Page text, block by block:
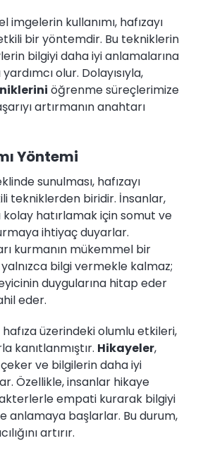
imgelerin kullanımı, hafızayı
bir yöntemdir. Bu tekniklerin
bilgiyi daha iyi anlamalarına
olur. Dolayısıyla,
öğrenme süreçlerimize
artırmanın anahtarı
Yöntemi
sunulması, hafızayı
tekniklerden biridir. İnsanlar,
hatırlamak için somut ve
ihtiyaç duyarlar.
kurmanın mükemmel bir
bilgi vermekle kalmaz;
duygularına hitap eder
eder.
hafıza üzerindeki olumlu etkileri,
kanıtlanmıştır. Hikayeler,
ve bilgilerin daha iyi
Özellikle, insanlar hikaye
empati kurarak bilgiyi
anlamaya başlarlar. Bu durum,
artırır.